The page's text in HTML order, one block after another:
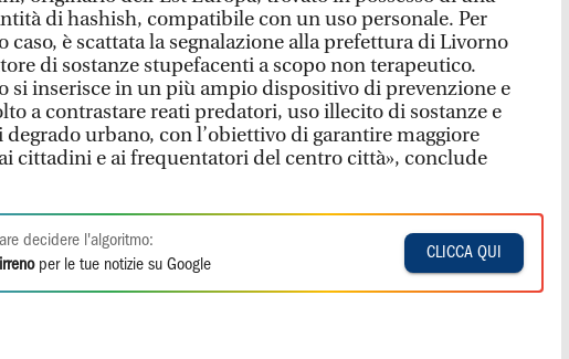
di hashish, compatibile con un uso personale. Per
caso, è scattata la segnalazione alla prefettura di Livorno
di sostanze stupefacenti a scopo non terapeutico.
si inserisce in un più ampio dispositivo di prevenzione e
a contrastare reati predatori, uso illecito di sostanze e
urbano, con l’obiettivo di garantire maggiore
cittadini e ai frequentatori del centro città», conclude
decidere l'algoritmo:
per le tue notizie su Google
CLICCA QUI